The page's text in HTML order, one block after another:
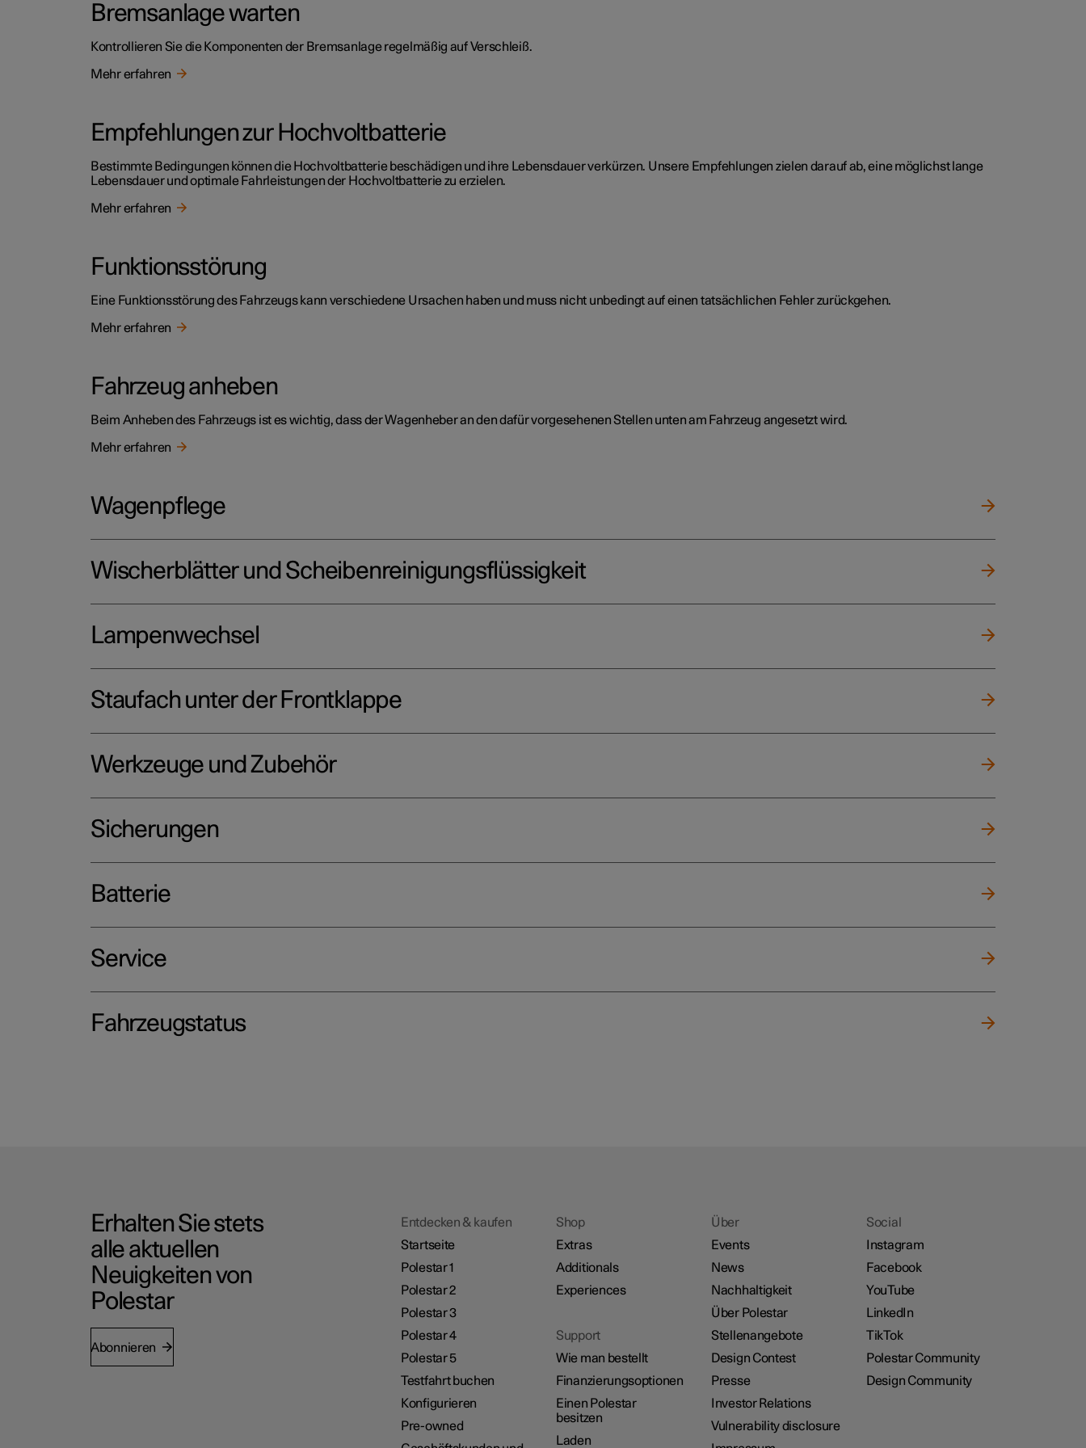
Bremsanlage warten
Kontrollieren Sie die Komponenten der Bremsanlage regelmäßig auf Verschleiß.
Mehr erfahren
Empfehlungen zur Hochvoltbatterie
Bestimmte Bedingungen können die Hochvoltbatterie beschädigen und ihre Lebensdauer verkürzen. Unsere Empfehlungen zielen darauf ab, eine möglichst lange
Lebensdauer und optimale Fahrleistungen der Hochvoltbatterie zu erzielen.
Mehr erfahren
Funktionsstörung
Eine Funktionsstörung des Fahrzeugs kann verschiedene Ursachen haben und muss nicht unbedingt auf einen tatsächlichen Fehler zurückgehen.
Mehr erfahren
Fahrzeug anheben
Beim Anheben des Fahrzeugs ist es wichtig, dass der Wagenheber an den dafür vorgesehenen Stellen unten am Fahrzeug angesetzt wird.
Mehr erfahren
Wagenpflege
Wischerblätter und Scheibenreinigungsflüssigkeit
Lampenwechsel
Staufach unter der Frontklappe
Werkzeuge und Zubehör
Sicherungen
Batterie
Service
Fahrzeugstatus
Erhalten Sie stets
alle aktuellen
Neuigkeiten von
Polestar
Abonnieren
Entdecken & kaufen
Startseite
Polestar 1
Polestar 2
Polestar 3
Polestar 4
Polestar 5
Testfahrt buchen
Konfigurieren
Pre-owned
Shop
Extras
Additionals
Experiences
Support
Wie man bestellt
Finanzierungsoptionen
Einen Polestar
besitzen
Laden
Über
Events
News
Nachhaltigkeit
Über Polestar
Stellenangebote
Design Contest
Presse
Investor Relations
Vulnerability disclosure
Social
Instagram
Facebook
YouTube
LinkedIn
TikTok
Polestar Community
Design Community